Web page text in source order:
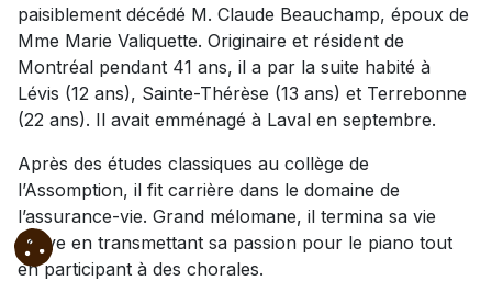
paisiblement décédé M. Claude Beauchamp, époux de
Mme Marie Valiquette. Originaire et résident de
Montréal pendant 41 ans, il a par la suite habité à
Lévis (12 ans), Sainte-Thérèse (13 ans) et Terrebonne
(22 ans). Il avait emménagé à Laval en septembre.
Après des études classiques au collège de
l’Assomption, il fit carrière dans le domaine de
l’assurance-vie. Grand mélomane, il termina sa vie
active en transmettant sa passion pour le piano tout
en participant à des chorales.